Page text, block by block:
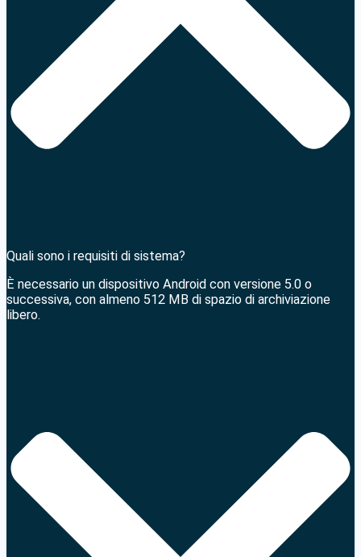
Quali sono i requisiti di sistema?
È necessario un dispositivo Android con versione 5.0 o
successiva, con almeno 512 MB di spazio di archiviazione
libero.